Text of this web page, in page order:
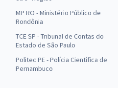
MP RO - Ministério Público de
Rondônia
TCE SP - Tribunal de Contas do
Estado de São Paulo
Politec PE - Polícia Científica de
Pernambuco